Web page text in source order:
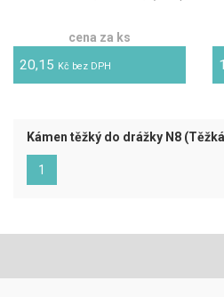
cena za ks
20,15 Kč bez DPH
Kámen těžký do drážky N8
1